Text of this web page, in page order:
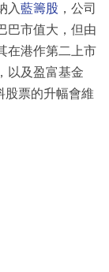
入藍籌股 ，公司
巴市值大，但由
在港作第二上市
以及盈富基金
股票的升幅會維